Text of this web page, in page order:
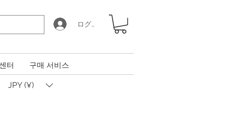
ログイン
터 구매 서비스
JPY (¥)